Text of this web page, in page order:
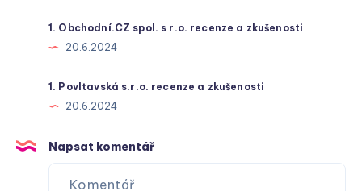
1. Obchodní.CZ spol. s r.o. recenze a zkušenosti
20.6.2024
1. Povltavská s.r.o. recenze a zkušenosti
20.6.2024
Napsat komentář